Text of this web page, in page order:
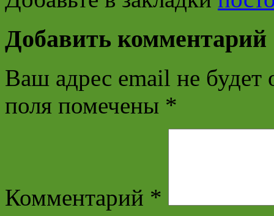
Добавить комментарий
Ваш адрес email не будет
поля помечены *
Комментарий *